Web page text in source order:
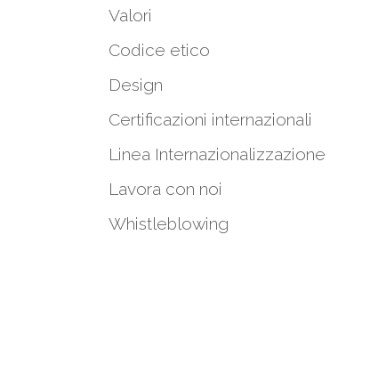
Valori
Codice etico
Design
Certificazioni internazionali
Linea Internazionalizzazione
Lavora con noi
Whistleblowing